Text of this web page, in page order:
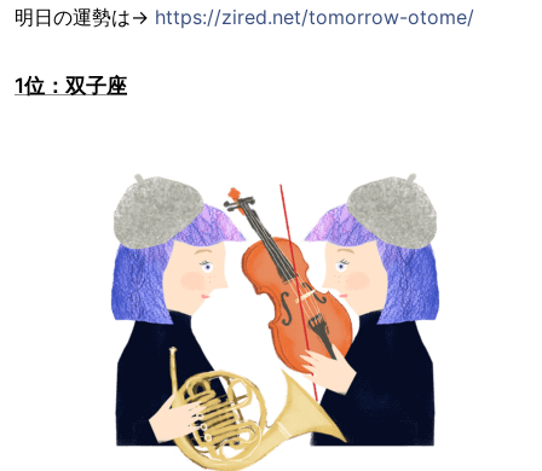
明日の運勢は→ https://zired.net/tomorrow-otome/
1位：双子座